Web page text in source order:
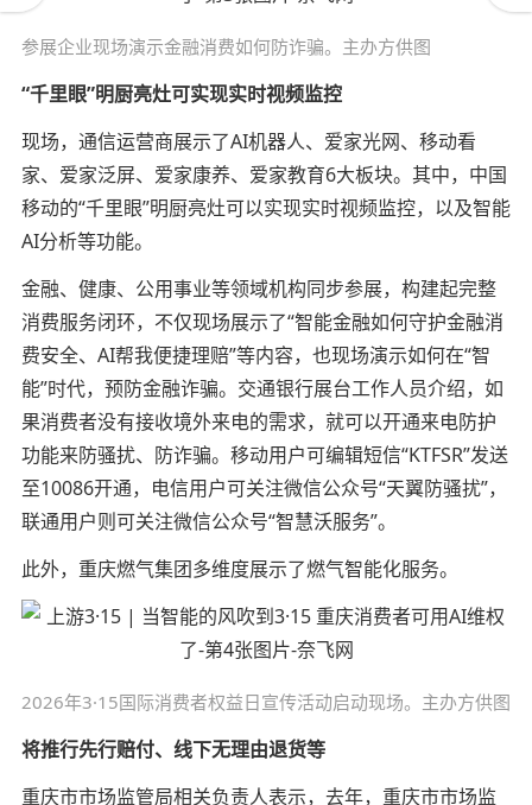
参展企业现场演示金融消费如何防诈骗。主办方供图
“千里眼”明厨亮灶可实现实时视频监控
现场，通信运营商展示了AI机器人、爱家光网、移动看
家、爱家泛屏、爱家康养、爱家教育6大板块。其中，中国
移动的“千里眼”明厨亮灶可以实现实时视频监控，以及智能
AI分析等功能。
金融、健康、公用事业等领域机构同步参展，构建起完整
消费服务闭环，不仅现场展示了“智能金融如何守护金融消
费安全、AI帮我便捷理赔”等内容，也现场演示如何在“智
能”时代，预防金融诈骗。交通银行展台工作人员介绍，如
果消费者没有接收境外来电的需求，就可以开通来电防护
功能来防骚扰、防诈骗。移动用户可编辑短信“KTFSR”发送
至10086开通，电信用户可关注微信公众号“天翼防骚扰”，
联通用户则可关注微信公众号“智慧沃服务”。
此外，重庆燃气集团多维度展示了燃气智能化服务。
2026年3·15国际消费者权益日宣传活动启动现场。主办方供图
将推行先行赔付、线下无理由退货等
重庆市市场监管局相关负责人表示，去年，重庆市市场监